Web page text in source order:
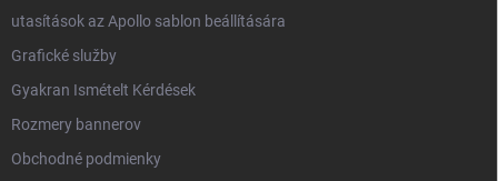
utasítások az Apollo sablon beállítására
Grafické služby
Gyakran Ismételt Kérdések
Rozmery bannerov
Obchodné podmienky